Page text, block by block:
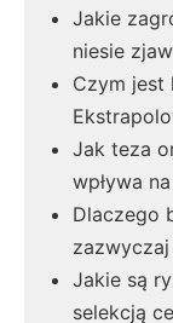
Jakie
niesie
Czym jest
Jak teza
wpływa
Dlaczego
Jakie są
selekcją